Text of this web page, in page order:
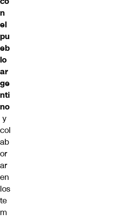
n
el
pu
eb
lo
ar
ge
nti
no
y
col
ab
or
ar
en
los
te
m